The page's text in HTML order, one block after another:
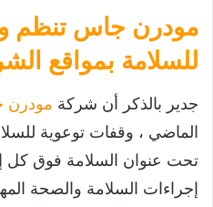
مودرن جاس تنظم
للسلامة بمواقع
جدير بالذكر أن شركة مودرن
تحت عنوان السلامة فوق كل
إجراءات السلامة والصحة